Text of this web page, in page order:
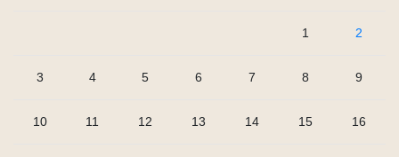
1 2
3 4 5 6 7 8 9
10 11 12 13 14 15 16